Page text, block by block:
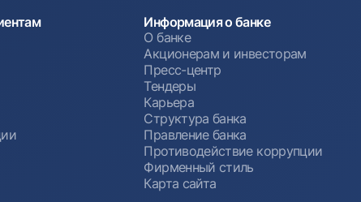
Информация о банке
О банке
Акционерам и инвесторам
Пресс-центр
Тендеры
Карьера
Структура банка
Правление банка
Противодействие коррупции
Фирменный стиль
Карта сайта